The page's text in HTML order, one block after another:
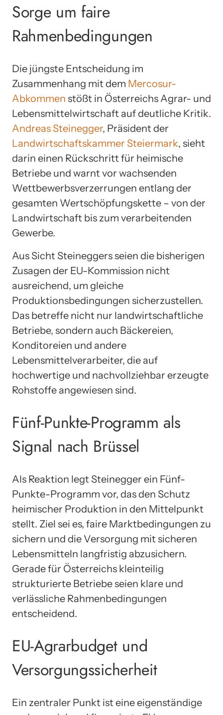
Sorge um faire
Rahmenbedingungen
Die jüngste Entscheidung im
Zusammenhang mit dem Mercosur-
Abkommen stößt in Österreichs Agrar- und
Lebensmittelwirtschaft auf deutliche Kritik.
Andreas Steinegger, Präsident der
Landwirtschaftskammer Steiermark, sieht
darin einen Rückschritt für heimische
Betriebe und warnt vor wachsenden
Wettbewerbsverzerrungen entlang der
gesamten Wertschöpfungskette – von der
Landwirtschaft bis zum verarbeitenden
Gewerbe.
Aus Sicht Steineggers seien die bisherigen
Zusagen der EU-Kommission nicht
ausreichend, um gleiche
Produktionsbedingungen sicherzustellen.
Das betreffe nicht nur landwirtschaftliche
Betriebe, sondern auch Bäckereien,
Konditoreien und andere
Lebensmittelverarbeiter, die auf
hochwertige und nachvollziehbar erzeugte
Rohstoffe angewiesen sind.
Fünf-Punkte-Programm als
Signal nach Brüssel
Als Reaktion legt Steinegger ein Fünf-
Punkte-Programm vor, das den Schutz
heimischer Produktion in den Mittelpunkt
stellt. Ziel sei es, faire Marktbedingungen zu
sichern und die Versorgung mit sicheren
Lebensmitteln langfristig abzusichern.
Gerade für Österreichs kleinteilig
strukturierte Betriebe seien klare und
verlässliche Rahmenbedingungen
entscheidend.
EU-Agrarbudget und
Versorgungssicherheit
Ein zentraler Punkt ist eine eigenständige